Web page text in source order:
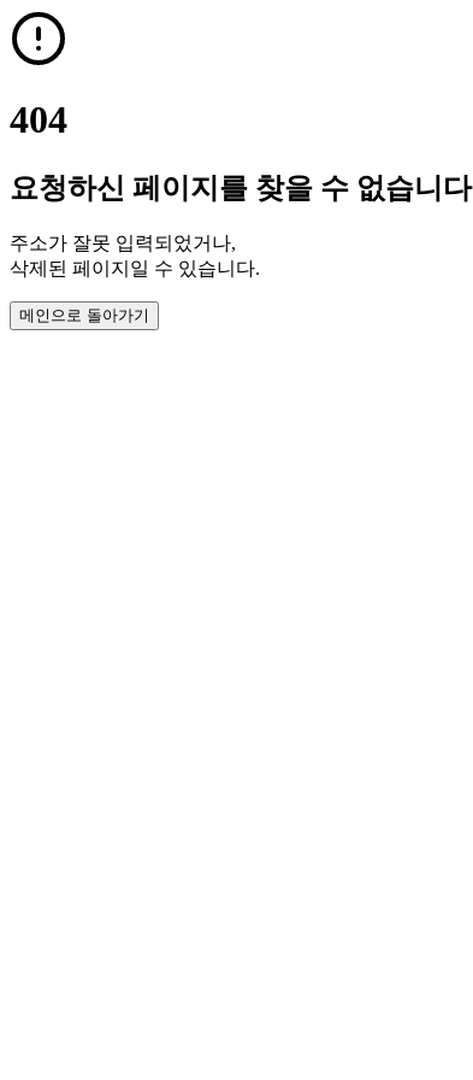
404
요청하신 페이지를 찾을 수 없습니다
주소가 잘못 입력되었거나,
삭제된 페이지일 수 있습니다.
메인으로 돌아가기